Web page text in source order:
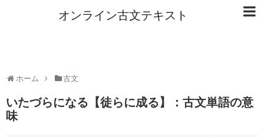
オンライン古文テキスト
ホーム 古文
いたづらになる【徒らに成る】：古文単語の意
味